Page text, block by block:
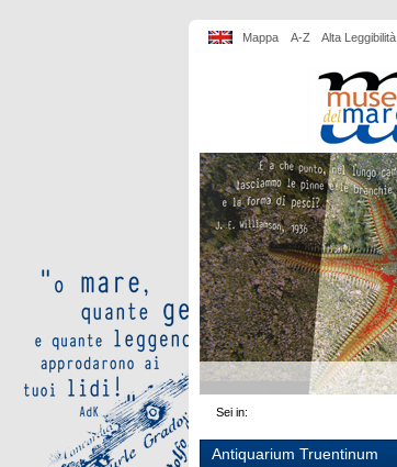
Mappa A-Z Alta Leggibilità
Sei in:
Antiquarium Truentinum